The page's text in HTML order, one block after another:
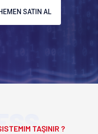
SATIN AL
TAŞINIR ?